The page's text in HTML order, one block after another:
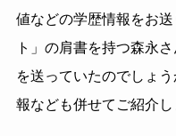
値などの学歴情報をお
ト」の肩書を持つ森永
を送っていたのでしょ
報なども併せてご紹介し